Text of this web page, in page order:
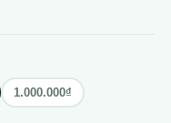
1.000.000₫